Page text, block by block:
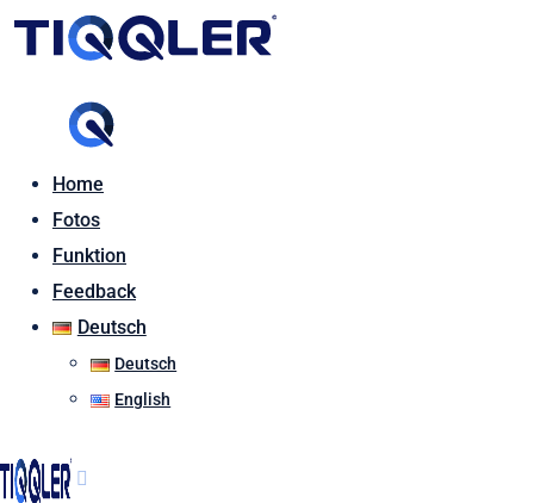
Home
Fotos
Funktion
Feedback
Deutsch
Deutsch
English